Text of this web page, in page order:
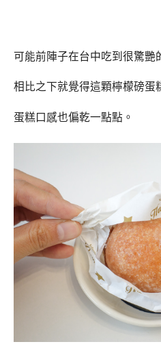
可能前陣子在台中吃到很驚艷
相比之下就覺得這顆檸檬磅蛋
蛋糕口感也偏乾一點點。